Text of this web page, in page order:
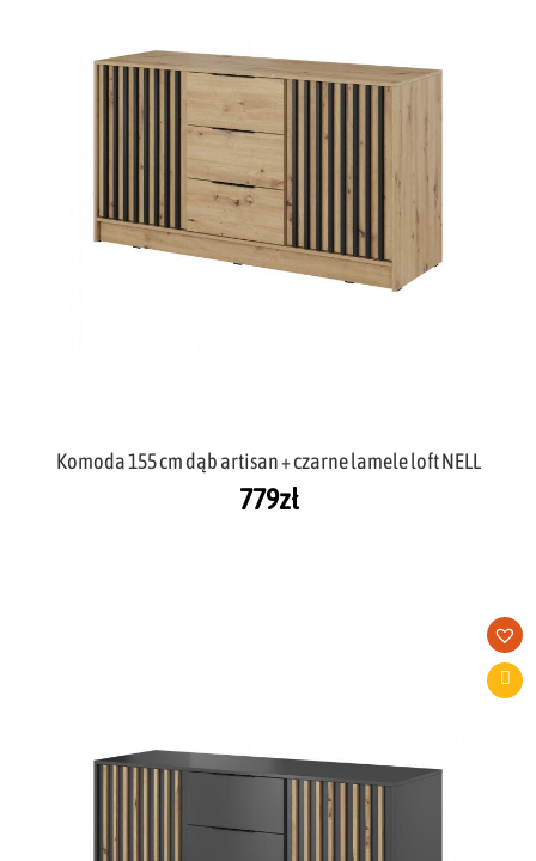
Komoda 155 cm dąb artisan + czarne lamele loft NELL
779zł